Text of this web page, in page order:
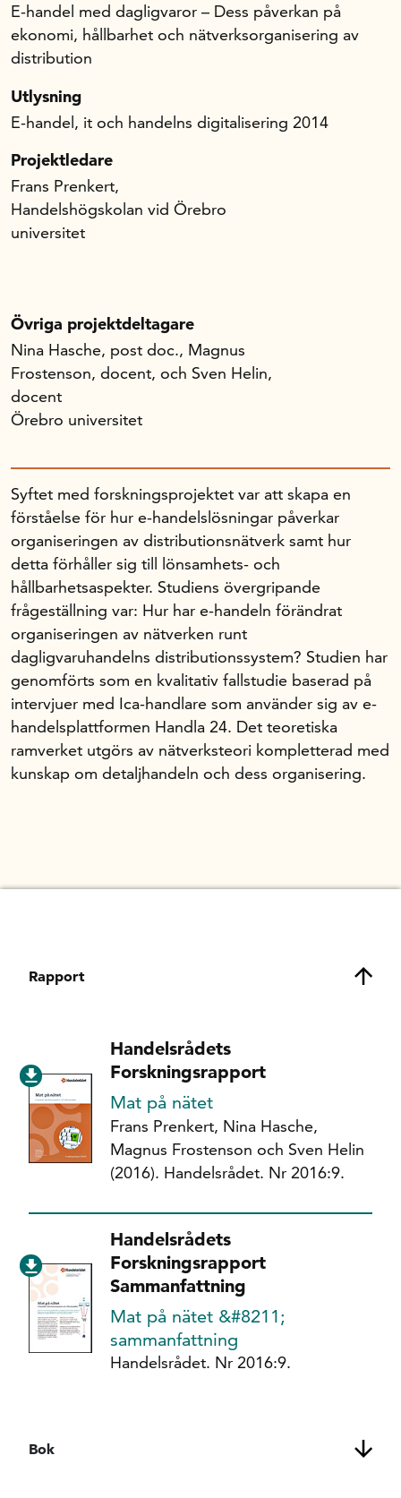
E-handel med dagligvaror – Dess påverkan på
ekonomi, hållbarhet och nätverksorganisering av
distribution
Utlysning
E-handel, it och handelns digitalisering 2014
Projektledare
Frans Prenkert,
Handelshögskolan vid Örebro
universitet
Övriga projektdeltagare
Nina Hasche, post doc., Magnus
Frostenson, docent, och Sven Helin,
docent
Örebro universitet
Syftet med forskningsprojektet var att skapa en
förståelse för hur e-handelslösningar påverkar
organiseringen av distributionsnätverk samt hur
detta förhåller sig till lönsamhets- och
hållbarhetsaspekter. Studiens övergripande
frågeställning var: Hur har e-handeln förändrat
organiseringen av nätverken runt
dagligvaruhandelns distributionssystem? Studien har
genomförts som en kvalitativ fallstudie baserad på
intervjuer med Ica-handlare som använder sig av e-
handelsplattformen Handla 24. Det teoretiska
ramverket utgörs av nätverksteori kompletterad med
kunskap om detaljhandeln och dess organisering.
Rapport
Handelsrådets
Forskningsrapport
Mat på nätet
Frans Prenkert, Nina Hasche,
Magnus Frostenson och Sven Helin
(2016). Handelsrådet. Nr 2016:9.
Handelsrådets
Forskningsrapport
Sammanfattning
Mat på nätet &#8211;
sammanfattning
Handelsrådet. Nr 2016:9.
Bok